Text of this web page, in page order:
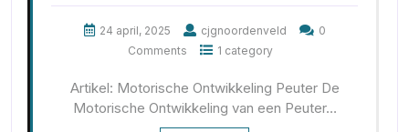
24 april, 2025 cjgnoordenveld
0
Comments
1 category
Artikel: Motorische Ontwikkeling Peuter De
Motorische Ontwikkeling van een Peuter…